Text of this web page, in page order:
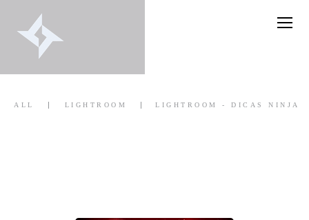
ALL LIGHTROOM LIGHTROOM - DICAS NINJA